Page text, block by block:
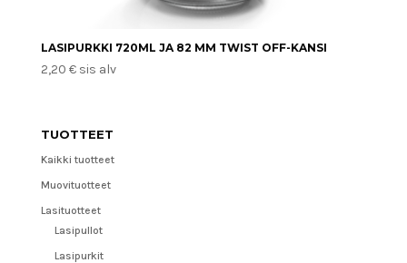
LASIPURKKI 720ML JA 82 MM TWIST OFF-KANSI
2,20 € sis alv
TUOTTEET
Kaikki tuotteet
Muovituotteet
Lasituotteet
Lasipullot
Lasipurkit